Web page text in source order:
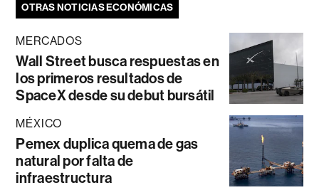
OTRAS NOTICIAS ECONÓMICAS
MERCADOS
Wall Street busca respuestas en
los primeros resultados de
SpaceX desde su debut bursátil
MÉXICO
Pemex duplica quema de gas
natural por falta de
infraestructura